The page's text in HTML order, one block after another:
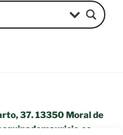
37. 13350 Moral de